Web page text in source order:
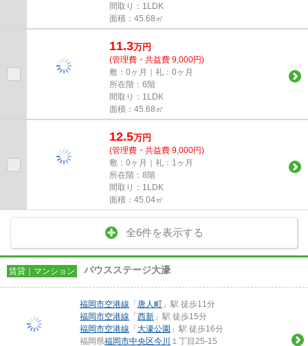
間取り：1LDK
面積：45.68㎡
11.3万円
(管理費・共益費 9,000円)
敷：0ヶ月｜礼：0ヶ月
所在階：6階
間取り：1LDK
面積：45.68㎡
12.5万円
(管理費・共益費 9,000円)
敷：0ヶ月｜礼：1ヶ月
所在階：8階
間取り：1LDK
面積：45.04㎡
全6件を表示する
賃貸｜マンション バウスステージ大濠
福岡市空港線 「唐人町 」駅 徒歩11分
福岡市空港線 「西新 」駅 徒歩15分
福岡市空港線 「大濠公園 」駅 徒歩16分
福岡県福岡市中央区今川 １丁目25-15